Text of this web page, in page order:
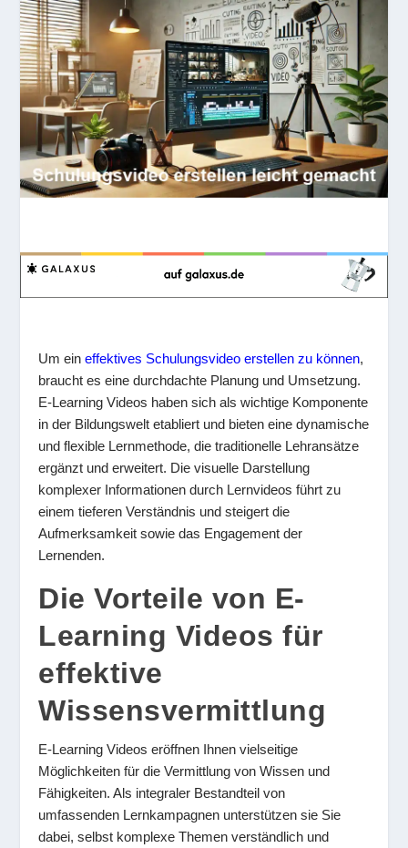
Um eineffektives Schulungsvideo erstellen zu können,
braucht es eine durchdachte Planung und Umsetzung.
E-Learning Videos haben sich als wichtige Komponente
in der Bildungswelt etabliert und bieten eine dynamische
und flexible Lernmethode, die traditionelle Lehransätze
ergänzt und erweitert. Die visuelle Darstellung
komplexer Informationen durch Lernvideos führt zu
einem tieferen Verständnis und steigert die
Aufmerksamkeit sowie das Engagement der
Lernenden.
Die Vorteile von E-
Learning Videos für
effektive
Wissensvermittlung
E-Learning Videos eröffnen Ihnen vielseitige
Möglichkeiten für die Vermittlung von Wissen und
Fähigkeiten. Als integraler Bestandteil von
umfassenden Lernkampagnen unterstützen sie Sie
dabei, selbst komplexe Themen verständlich und